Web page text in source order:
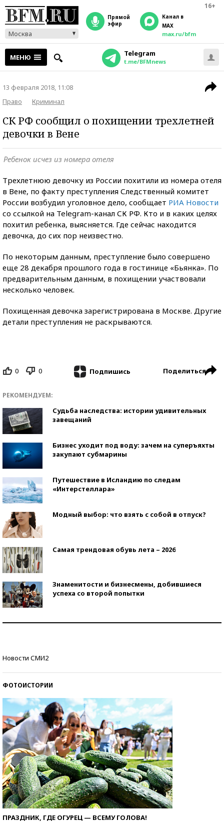
16+
Москва
прямой
эфир
Канал в
MAX
max.ru/bfm
МЕНЮ Telegram
t.me/BFMnews
13 февраля 2018, 11:08
Право
Криминал
СК РФ сообщил о похищении трехлетней
девочки в Вене
Ребенок исчез из номера отеля
Трехлетнюю девочку из России похитили из номера отеля
в Вене, по факту преступления Следственный комитет
России возбудил уголовное дело, сообщает РИА Новости
со ссылкой на Telegram-канал СК РФ. Кто и в каких целях
похитил ребенка, выясняется. Где сейчас находится
девочка, до сих пор неизвестно.
По некоторым данным, преступление было совершено
еще 28 декабря прошлого года в гостинице «Бьянка». По
предварительным данным, в похищении участвовали
несколько человек.
Похищенная девочка зарегистрирована в Москве. Другие
детали преступления не раскрываются.
0 0 Подпишись Поделиться
РЕКОМЕНДУЕМ:
Судьба наследства: истории удивительных
завещаний
Бизнес уходит под воду: зачем на суперъяхты
закупают субмарины
Путешествие в Исландию по следам
«Интерстеллара»
Модный выбор: что взять с собой в отпуск?
Самая трендовая обувь лета – 2026
Знаменитости и бизнесмены, добившиеся
успеха со второй попытки
Новости СМИ2
ФОТОИСТОРИИ
ПРАЗДНИК, ГДЕ ОГУРЕЦ — ВСЕМУ ГОЛОВА!